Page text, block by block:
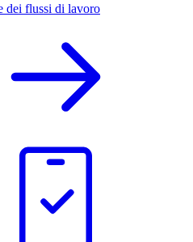
dei flussi di lavoro